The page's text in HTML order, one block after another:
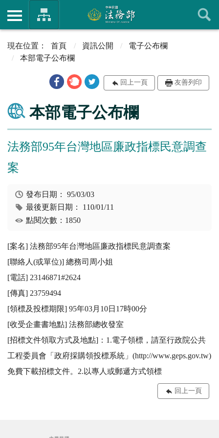
首頁 資訊公開
電子公布欄
本部電子公布欄
回上一頁 友善列印
本部電子公布欄
法務部95年台灣地區廉政指標民意調查
案
發布日期：95/03/03
最後更新日期： 110/01/11
點閱次數：1850
[案名] 法務部95年台灣地區廉政指標民意調查案
[聯絡人(或單位)] 總務司周小姐
[電話] 23146871#2624
[傳真] 23759494
[領標及投標期限] 95年03月10日17時00分
[收受企畫書地點] 法務部總收發室
[招標文件領取方式及地點]：1.電子領標，請至行政院公共
工程委員會「政府採購領投標系統」(http://www.geps.gov.tw)
免費下載招標文件。2.以專人或郵遞方式領標
回上一頁